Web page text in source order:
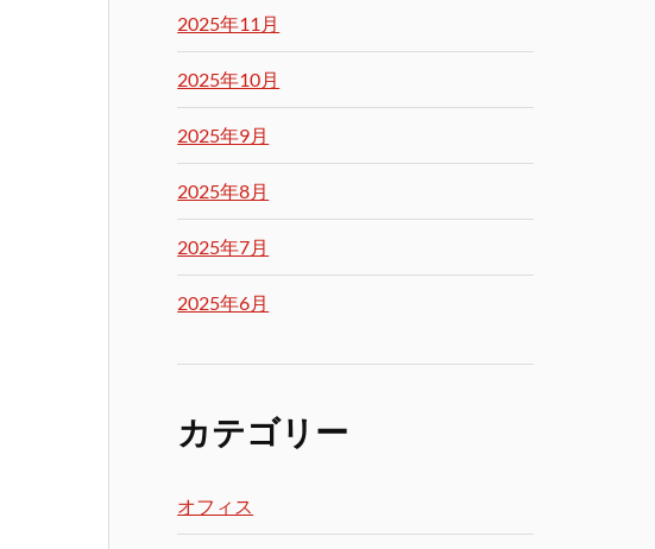
2025年11月
2025年10月
2025年9月
2025年8月
2025年7月
2025年6月
カテゴリー
オフィス